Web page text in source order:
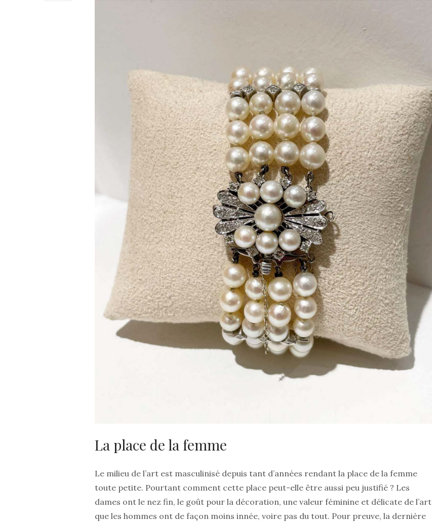
La place de la femme
Le milieu de l’art est masculinisé depuis tant d’années rendant la place de la femme
toute petite. Pourtant comment cette place peut-elle être aussi peu justifié ? Les
dames ont le nez fin, le goût pour la décoration, une valeur féminine et délicate de l’art
que les hommes ont de façon moins innée, voire pas du tout. Pour preuve, la dernière